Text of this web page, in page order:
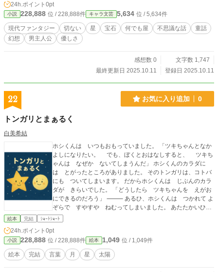
24h.ポイント 0pt
小説 228,888 位 / 228,888件 キャラ文芸 5,634 位 / 5,634件
現代ファンタジー 切ない 星 宝石 何でも屋 不思議な話
童話
幻想
男主人公 優しさ
感想数 0
文字数 1,747
最終更新日 2025.10.11
登録日 2025.10.11
22 お気に入り追加 0
トンガリとまぁるく
白美希結
ホシくんは いつもおもっていました。 「ツキちゃんとなか
よしになりたい。 でも、ぼくとおはなしすると、 ツキち
ゃんは なぜか ないてしまうんだ」 ホシくんのカラダに
は とがったところがありました。 そのトンガリは、コトバ
にも ついてしまいます。 だからホシくんは じぶんのカラ
ダが きらいでした。 「どうしたら ツキちゃんを えがお
にできるのだろう」 ⸻ あるひ、ホシくんは つかれて よ
ぞらで すやすや ねむってしまいました。 あたたかいひか
りに つつまれて めをさますと、 そこには タイヨウさん
ないだろ。ぼくはひとりでいいんだ」 でも、そういうと、タ
イヨウさんのひかりが すこしだけ かなしそうにゆらぎまし
た。 ⸻ ホシくんは しばらくかんがえて、 おそるおそ
る たずねました。 「ツキちゃんを えがおにするには ど
絵本 完結 ｼｮｰﾄｼｮｰﾄ
24h.ポイント 0pt
小説 228,888 位 / 228,888件 絵本 1,049 位 / 1,049件
絵本 完結 言葉 月 星 太陽